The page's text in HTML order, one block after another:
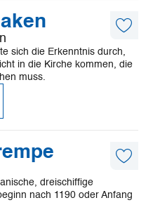
sich die Erkenntnis durch,
in die Kirche kommen, die
muss.
dreischiffige
nach 1190 oder Anfang